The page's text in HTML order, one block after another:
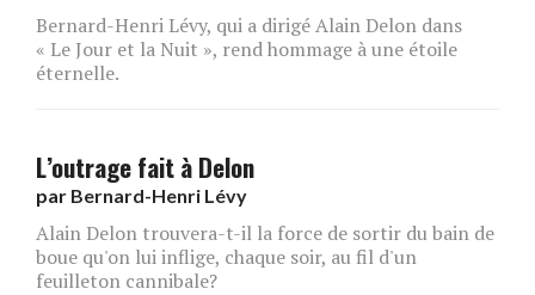
Bernard-Henri Lévy, qui a dirigé Alain Delon dans
« Le Jour et la Nuit », rend hommage à une étoile
éternelle.
L’outrage fait à Delon
par Bernard-Henri Lévy
Alain Delon trouvera-t-il la force de sortir du bain de
boue qu'on lui inflige, chaque soir, au fil d'un
feuilleton cannibale?